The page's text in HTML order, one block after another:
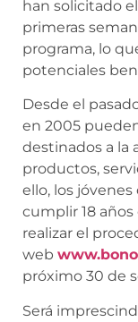
han solicitado
primeras
programa, lo
potenciales
Desde el
en 2005
destinados a la
productos,
ello, los
cumplir 18
realizar el
web
próximo 30 de
Será